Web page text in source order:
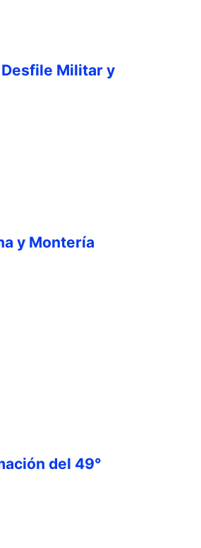
Militar y
y Montería
del 49°